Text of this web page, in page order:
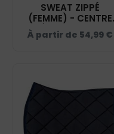
SWEAT ZIPPÉ
(FEMME) - CENTRE
ÉQUESTRE LA
GRENADIERE - NAVY -
À partir de 54,99 €